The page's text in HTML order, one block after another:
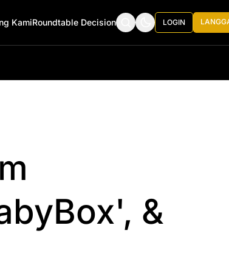
KamiRoundtable Decision LOGIN
&